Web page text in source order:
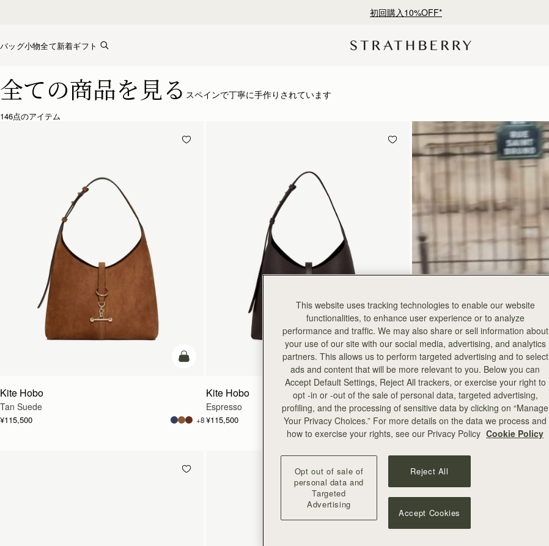
¥35,000円以上お買い上げで配送無料
バッグ小物全て新着ギフト
全ての商品を見る スペインで丁寧に手作りされています
146点のアイテム
カートに追加
Kite Hobo
Tan Suede
¥115,500 +8
カートに追加
Kite Hobo
Espresso
¥115,500 +8
This website uses tracking technologies to enable our website
functionalities, to enhance user experience or to analyze
performance and traffic. We may also share or sell information about
your use of our site with our social media, advertising, and analytics
partners. This allows us to perform targeted advertising and to select
ads and content that will be more relevant to you. Below you can
Accept Default Settings, Reject All trackers, or exercise your right to
opt -in or -out of the sale of personal data, targeted advertising,
profiling, and the processing of sensitive data by clicking on “Manage
Your Privacy Choices.” For more details on the data we process and
how to exercise your rights, see our Privacy Policy Cookie Policy
Opt out of sale of
personal data and
Targeted
Advertising
Reject All
Accept Cookies